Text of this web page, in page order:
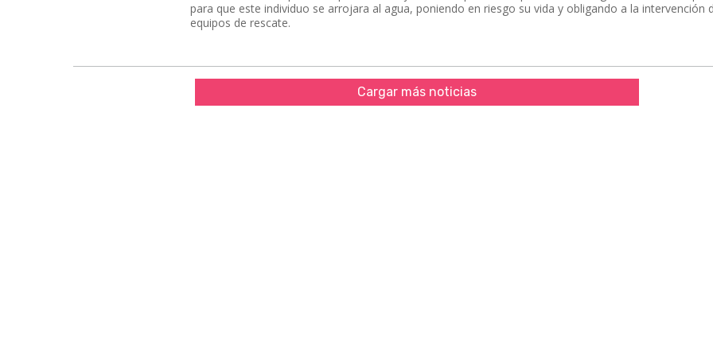
para que este individuo se arrojara al agua, poniendo en riesgo su vida y obligando a la intervención
equipos de rescate.
Cargar más noticias